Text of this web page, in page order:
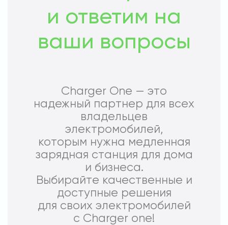
и ответим на
ваши вопросы
Charger One — это
надежный партнер для всех
владельцев
электромобилей,
которым нужна медленная
зарядная станция для дома
и бизнеса.
Выбирайте качественные и
доступные решения
для своих электромобилей
с Charger one!